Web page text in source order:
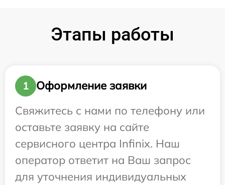
Этапы работы
1
Оформление заявки
Свяжитесь с нами по телефону или
оставьте заявку на сайте
сервисного центра Infinix. Наш
оператор ответит на Ваш запрос
для уточнения индивидуальных